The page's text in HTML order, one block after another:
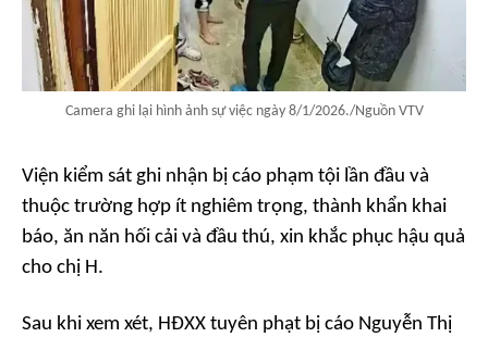
Camera ghi lại hình ảnh sự việc ngày 8/1/2026./Nguồn VTV
Viện kiểm sát ghi nhận bị cáo phạm tội lần đầu và
thuộc trường hợp ít nghiêm trọng, thành khẩn khai
báo, ăn năn hối cải và đầu thú, xin khắc phục hậu quả
cho chị H.
Sau khi xem xét, HĐXX tuyên phạt bị cáo Nguyễn Thị